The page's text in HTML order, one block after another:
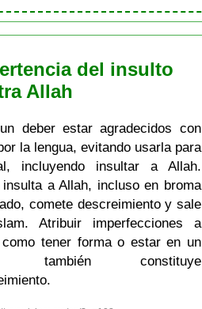
del insulto
Allah
deber estar agradecidos con
la lengua, evitando usarla para
incluyendo insultar a Allah.
insulta a Allah, incluso en broma
comete descreimiento y sale
Atribuir imperfecciones a
tener forma o estar en un
también constituye